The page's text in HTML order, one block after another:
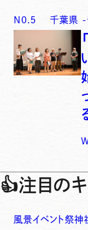
N0. 5 千葉県 -
👍注目の
風景イベント祭神